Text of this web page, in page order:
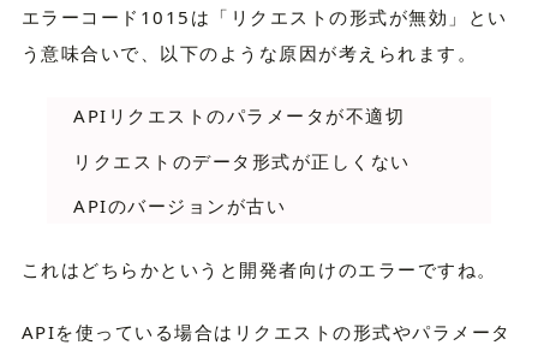
エラーコード1015は「リクエストの形式が無効」とい
う意味合いで、以下のような原因が考えられます。
APIリクエストのパラメータが不適切
リクエストのデータ形式が正しくない
APIのバージョンが古い
これはどちらかというと開発者向けのエラーですね。
APIを使っている場合はリクエストの形式やパラメータ